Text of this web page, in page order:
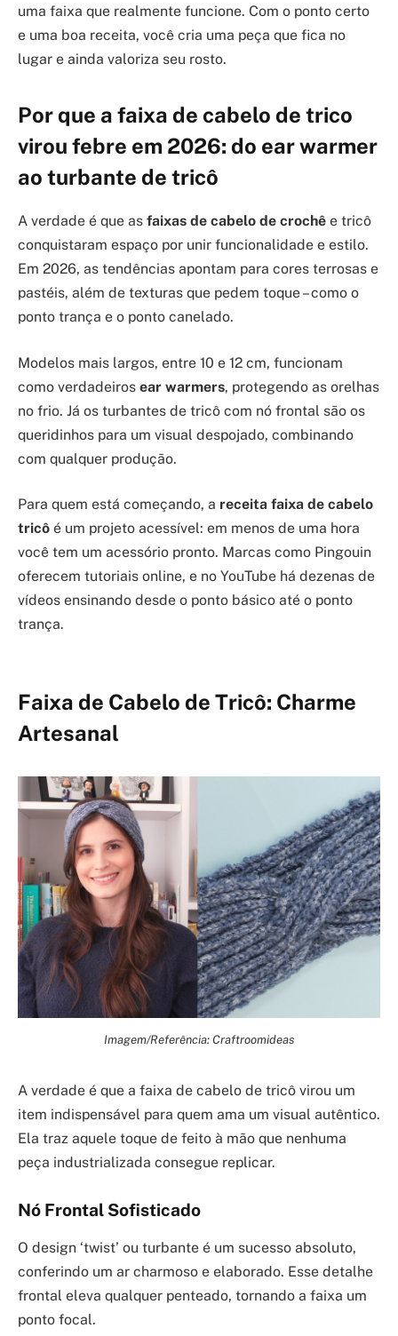
uma faixa que realmente funcione. Com o ponto certo
e uma boa receita, você cria uma peça que fica no
lugar e ainda valoriza seu rosto.
Por que a faixa de cabelo de trico
virou febre em 2026: do ear warmer
ao turbante de tricô
A verdade é que as faixas de cabelo de crochê e tricô
conquistaram espaço por unir funcionalidade e estilo.
Em 2026, as tendências apontam para cores terrosas e
pastéis, além de texturas que pedem toque – como o
ponto trança e o ponto canelado.
Modelos mais largos, entre 10 e 12 cm, funcionam
como verdadeiros ear warmers, protegendo as orelhas
no frio. Já os turbantes de tricô com nó frontal são os
queridinhos para um visual despojado, combinando
com qualquer produção.
Para quem está começando, a receita faixa de cabelo
tricô é um projeto acessível: em menos de uma hora
você tem um acessório pronto. Marcas como Pingouin
oferecem tutoriais online, e no YouTube há dezenas de
vídeos ensinando desde o ponto básico até o ponto
trança.
Faixa de Cabelo de Tricô: Charme
Artesanal
Imagem/Referência: Craftroomideas
A verdade é que a faixa de cabelo de tricô virou um
item indispensável para quem ama um visual autêntico.
Ela traz aquele toque de feito à mão que nenhuma
peça industrializada consegue replicar.
Nó Frontal Sofisticado
O design ‘twist’ ou turbante é um sucesso absoluto,
conferindo um ar charmoso e elaborado. Esse detalhe
frontal eleva qualquer penteado, tornando a faixa um
ponto focal.